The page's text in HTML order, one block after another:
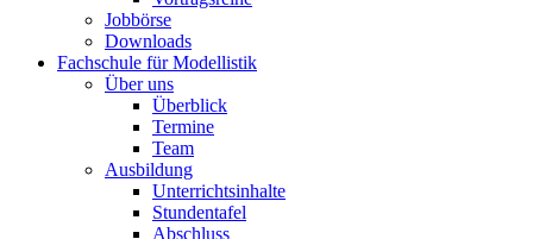
Jobbörse
Downloads
Fachschule für Modellistik
Über uns
Überblick
Termine
Team
Ausbildung
Unterrichtsinhalte
Stundentafel
Abschluss